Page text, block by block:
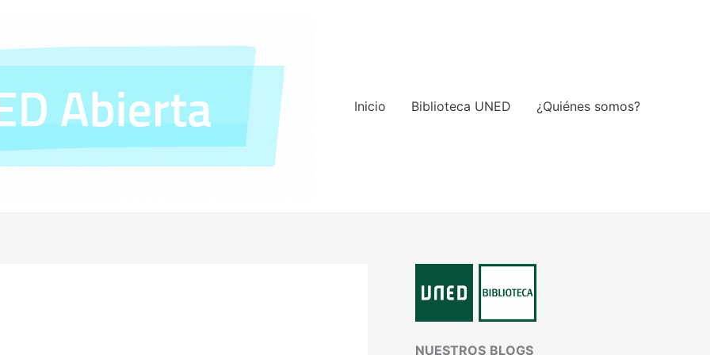
Inicio Biblioteca UNED ¿Quiénes somos?
NUESTROS BLOGS